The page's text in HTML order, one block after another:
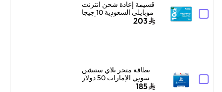
قسيمة إعادة شحن انترنت
موبايلي السعودية 10 جيجا
بايت لمدة 3 أشهر أزرق
203
بطاقة متجر بلاي ستيشن
سوني الإمارات 50 دولار
أمريكي إرسال الكود185